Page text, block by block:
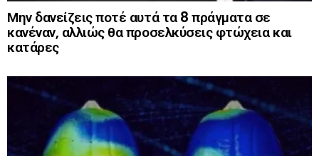
Μην δανείζεις ποτέ αυτά τα 8 πράγματα σε
κανέναν, αλλιώς θα προσελκύσεις φτώχεια και
κατάρες